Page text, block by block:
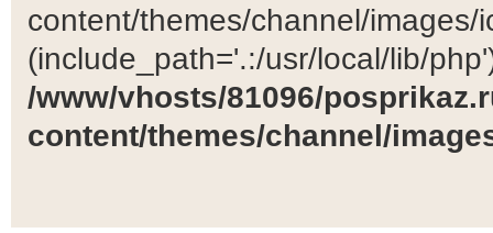
content/themes/channel/images/
(include_path='.:/usr/local/lib/
/www/vhosts/81096/
content/themes/channel/